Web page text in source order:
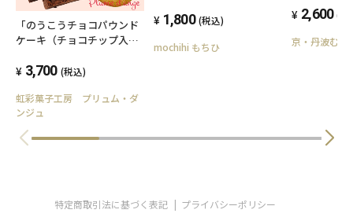
「のうこうチョコパウンド
ケーキ（チョコチップ入）
め合わせ 10個入り 【送
除く）
3,700 (税込)
虹彩菓子工房 プリュム・ダ
ンジュ
ツ1,800 (税込)
mochihi もちひ
2,600 (税
京・丹波む
特定商取引法に基づく表記
プライバシーポリシー